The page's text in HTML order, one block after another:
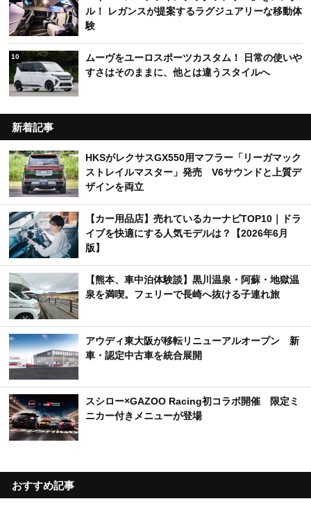
ル！ レガンスが提案するラグジュアリーな移動体
験
10
ムーヴをユーロスポーツカスタム！ 日常の使いや
すさはそのままに、他とは違うスタイルへ
新着記事
HKSがレクサスGX550用マフラー「リーガマック
ストレイルマスター」発売 V6サウンドと上質デ
ザインを両立
【カー用品店】売れているカーナビTOP10｜ドラ
イブを快適にする人気モデルは？【2026年6月
版】
【熊本、車中泊体験談】黒川温泉・阿蘇・地獄温
泉を満喫。フェリーで長崎へ抜ける子連れ旅
アウディ東大阪が移転リニューアルオープン 新
車・認定中古車を統合展開
スシロー×GAZOO Racing初コラボ開催 限定ミ
ニカー付きメニューが登場
おすすめ記事